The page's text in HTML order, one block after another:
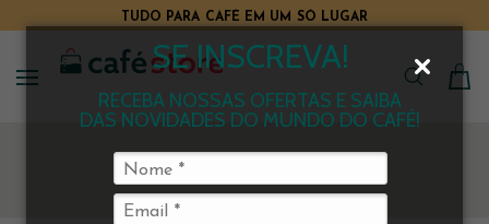
SE INSCREVA!
RECEBA NOSSAS OFERTAS E SAIBA
DAS NOVIDADES DO MUNDO DO CAFÉ!
TUDO PARA CAFÉ EM UM SÓ LUGAR